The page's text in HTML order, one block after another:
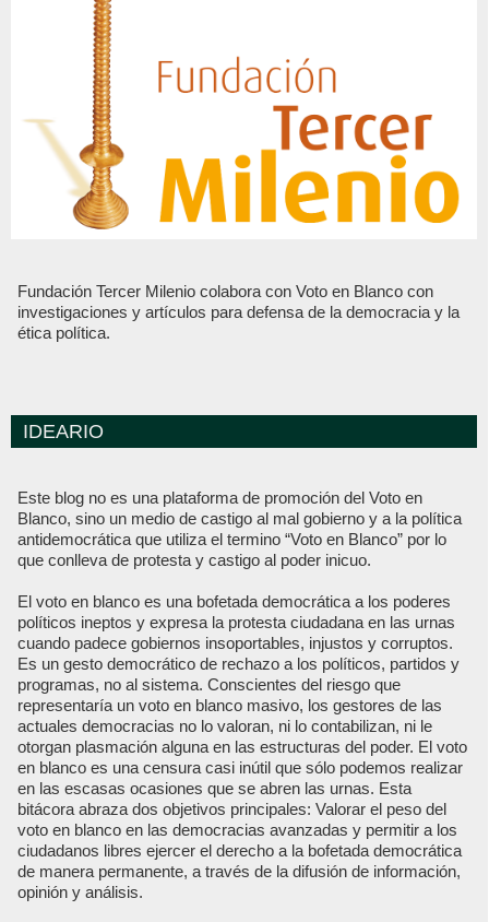
Fundación Tercer Milenio colabora con Voto en Blanco con
investigaciones y artículos para defensa de la democracia y la
ética política.
IDEARIO
Este blog no es una plataforma de promoción del Voto en
Blanco, sino un medio de castigo al mal gobierno y a la política
antidemocrática que utiliza el termino “Voto en Blanco” por lo
que conlleva de protesta y castigo al poder inicuo.
El voto en blanco es una bofetada democrática a los poderes
políticos ineptos y expresa la protesta ciudadana en las urnas
cuando padece gobiernos insoportables, injustos y corruptos.
Es un gesto democrático de rechazo a los políticos, partidos y
programas, no al sistema. Conscientes del riesgo que
representaría un voto en blanco masivo, los gestores de las
actuales democracias no lo valoran, ni lo contabilizan, ni le
otorgan plasmación alguna en las estructuras del poder. El voto
en blanco es una censura casi inútil que sólo podemos realizar
en las escasas ocasiones que se abren las urnas. Esta
bitácora abraza dos objetivos principales: Valorar el peso del
voto en blanco en las democracias avanzadas y permitir a los
ciudadanos libres ejercer el derecho a la bofetada democrática
de manera permanente, a través de la difusión de información,
opinión y análisis.